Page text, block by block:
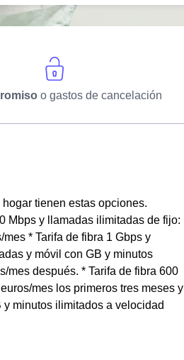
o gastos de cancelación
tienen estas opciones.
Mbps y llamadas ilimitadas de fijo:
* Tarifa de fibra 1 Gbps y
y móvil con GB y minutos
mes después. * Tarifa de fibra 600
mes los primeros tres meses y
minutos ilimitados a velocidad